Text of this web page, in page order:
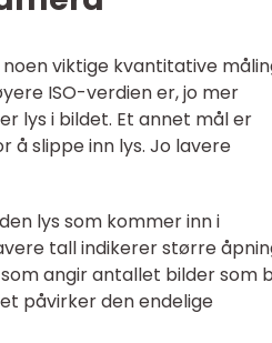
viktige kvantitative
ISO-verdien er, jo mer
lys i bildet. Et annet mål er
å slippe inn lys. Jo lavere
lys som kommer inn i
tall indikerer større
angir antallet bilder som
påvirker den endelige